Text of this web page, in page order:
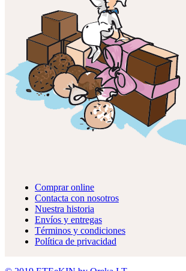
Comprar online
Contacta con nosotros
Nuestra historia
Envíos y entregas
Términos y condiciones
Política de privacidad